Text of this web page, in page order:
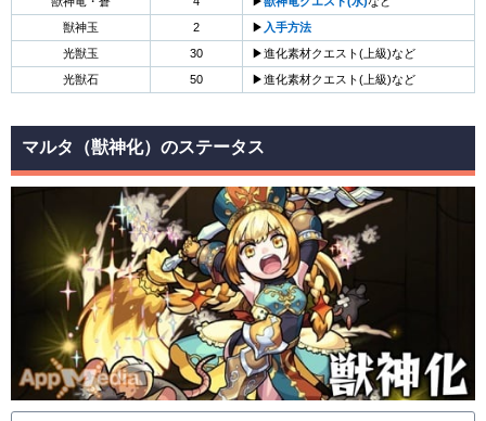
獣神玉
2 ▶ 入手方法
光獣玉
30
▶進化素材クエスト(上級)など
光獣石
50 ▶進化素材クエスト(上級)など
マルタ（獣神化）のステータス